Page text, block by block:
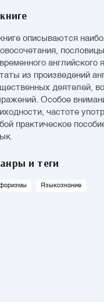
описываются
из произведений
деятелей,
Особое
частоте
практическое
и теги
Языкознание